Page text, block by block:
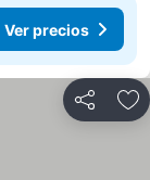
Ver precios
Compartir